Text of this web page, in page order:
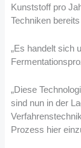
Kunststoff pro
Techniken
„Es handelt sich
„Diese
sind nun in der
Prozess hier